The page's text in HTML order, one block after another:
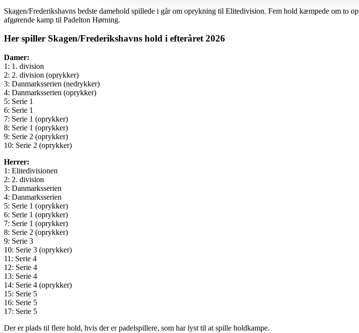
Skagen/Frederikshavns bedste damehold spillede i går om oprykning til Elitedivision. Fem hold kæmpede om to
afgørende kamp til Padelton Hørning.
Her spiller Skagen/Frederikshavns hold i efteråret 2026
Damer:
1: 1. division
2: 2. division (oprykker)
3: Danmarksserien (nedrykker)
4: Danmarksserien (oprykker)
5: Serie 1
6: Serie 1
7: Serie 1 (oprykker)
8: Serie 1 (oprykker)
9: Serie 2 (oprykker)
10: Serie 2 (oprykker)
Herrer:
1: Elitedivisionen
2: 2. division
3: Danmarksserien
4: Danmarksserien
5: Serie 1 (oprykker)
6: Serie 1 (oprykker)
7: Serie 1 (oprykker)
8: Serie 2 (oprykker)
9: Serie 3
10: Serie 3 (oprykker)
11: Serie 4
12: Serie 4
13: Serie 4
14: Serie 4 (oprykker)
15: Serie 5
16: Serie 5
17: Serie 5
Der er plads til flere hold, hvis der er padelspillere, som har lyst til at spille holdkampe.